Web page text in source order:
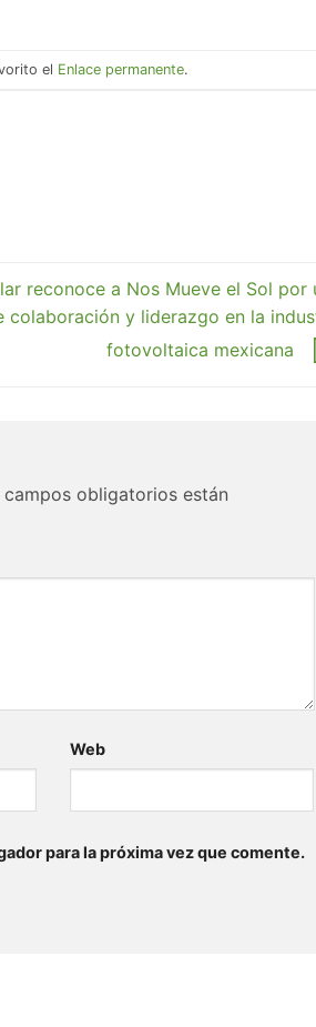
el Enlace permanente.
reconoce a Nos Mueve el Sol por
colaboración y liderazgo en la
fotovoltaica mexicana
campos obligatorios están
Web
para la próxima vez que comente.